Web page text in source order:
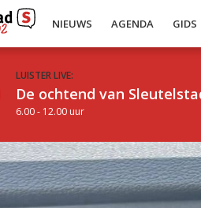
NIEUWS AGENDA GIDS
LUISTER LIVE:
De ochtend van
6.00 - 12.00 uur